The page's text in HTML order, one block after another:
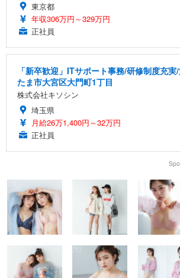
東京都
年収306万円～329万円
正社員
「新卒歓迎」ITサポート事務/研修制度充
たま市大宮区大門町1丁目
株式会社キソシン
埼玉県
月給26万1,400円～32万円
正社員